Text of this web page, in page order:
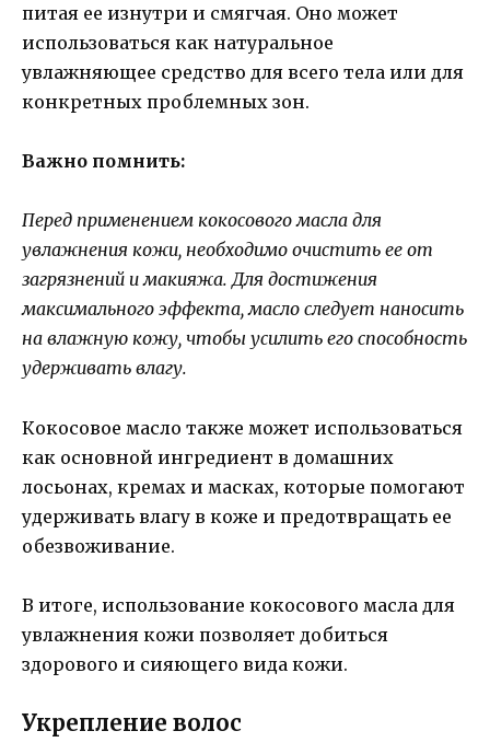
питая ее изнутри и смягчая. Оно может
использоваться как натуральное
увлажняющее средство для всего тела или для
конкретных проблемных зон.
Важно помнить:
Перед применением кокосового масла для
увлажнения кожи, необходимо очистить ее от
загрязнений и макияжа. Для достижения
максимального эффекта, масло следует наносить
на влажную кожу, чтобы усилить его способность
удерживать влагу.
Кокосовое масло также может использоваться
как основной ингредиент в домашних
лосьонах, кремах и масках, которые помогают
удерживать влагу в коже и предотвращать ее
обезвоживание.
В итоге, использование кокосового масла для
увлажнения кожи позволяет добиться
здорового и сияющего вида кожи.
Укрепление волос